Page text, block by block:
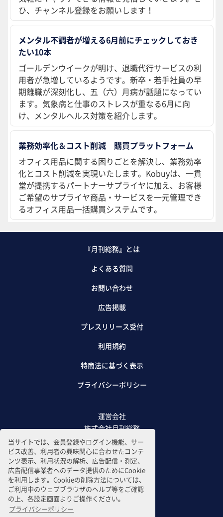
当サイトでは、会員登録やログイン機能、サー
ビス改善、利用者の興味関心に合わせたコンテ
ンツ表示、利用状況の解析、広告配信・測定、
広告配信事業者へのデータ提供のためにCookie
を利用します。Cookieの削除方法については、
ご利用中のウェブブラウザのヘルプ等をご確認
の上、各設定画面よりご操作ください。
プライバシーポリシー
ひ、チャンネル登録をお願いします！
メンタル不調者が増える6月前にチェックしておき
たい10本
ゴールデンウイークが明け、退職代行サービスの利
用者が急増しているようです。新卒・若手社員の早
期離職が深刻化し、五（六）月病が話題になってい
ます。気象病と仕事のストレスが重なる6月に向
け、メンタルヘルス対策を紹介します。
業務効率化＆コスト削減 購買プラットフォーム
オフィス用品に関する困りごとを解決し、業務効率
化とコスト削減を実現いたします。Kobuyは、一貫
堂が提携するパートナーサプライヤに加え、お客様
ご希望のサプライヤ商品・サービスを一元管理でき
るオフィス用品一括購買システムです。
『月刊総務』とは
よくある質問
お問い合わせ
広告掲載
プレスリリース受付
利用規約
特商法に基づく表示
プライバシーポリシー
運営会社
株式会社月刊総務